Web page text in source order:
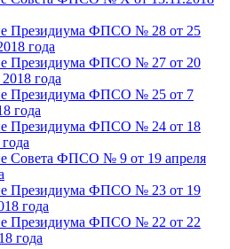
Президиума ФПСО № 28 от 25
года
Президиума ФПСО № 27 от 20
года
Президиума ФПСО № 25 от 7
года
Президиума ФПСО № 24 от 18
Совета ФПСО № 9 от 19 апреля
Президиума ФПСО № 23 от 19
года
Президиума ФПСО № 22 от 22
года